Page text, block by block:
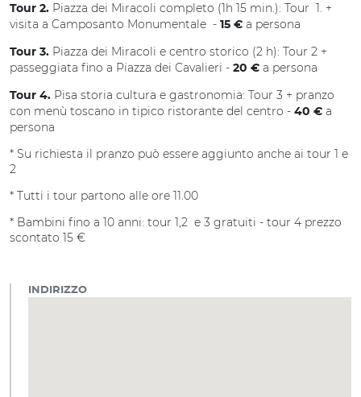
Tour 2. Piazza dei Miracoli completo (1h 15 min.): Tour 1. +
visita a Camposanto Monumentale - 15 € a persona
Tour 3. Piazza dei Miracoli e centro storico (2 h): Tour 2 +
passeggiata fino a Piazza dei Cavalieri - 20 € a persona
Tour 4. Pisa storia cultura e gastronomia: Tour 3 + pranzo
con menù toscano in tipico ristorante del centro - 40 € a
persona
* Su richiesta il pranzo può essere aggiunto anche ai tour 1 e
2
* Tutti i tour partono alle ore 11.00
* Bambini fino a 10 anni: tour 1,2 e 3 gratuiti - tour 4 prezzo
scontato 15 €
INDIRIZZO